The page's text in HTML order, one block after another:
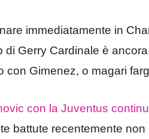
immediatamente in
di Gerry Cardinale è
con Gimenez, o magari
con la Juventus
battute recentemente